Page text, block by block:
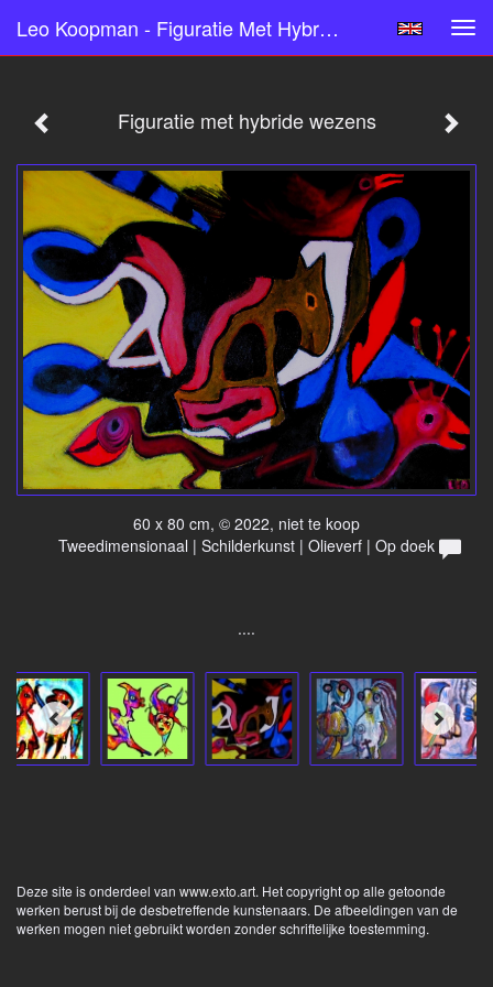
Leo Koopman - Figuratie Met Hybride Wezens
Figuratie met hybride wezens
60 x 80 cm, © 2022, niet te koop
Tweedimensionaal | Schilderkunst | Olieverf | Op doek
....
Deze site is onderdeel van www.exto.art. Het copyright op alle getoonde
werken berust bij de desbetreffende kunstenaars. De afbeeldingen van de
werken mogen niet gebruikt worden zonder schriftelijke toestemming.